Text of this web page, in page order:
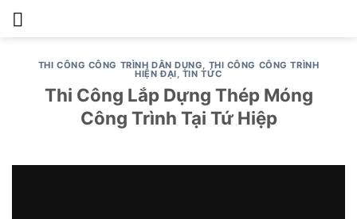
Skip
THI CÔNG CÔNG TRÌNH DÂN DỤNG, THI CÔNG CÔNG TRÌNH
HIỆN ĐẠI, TIN TỨC
Thi Công Lắp Dựng Thép Móng
Công Trình Tại Tứ Hiệp